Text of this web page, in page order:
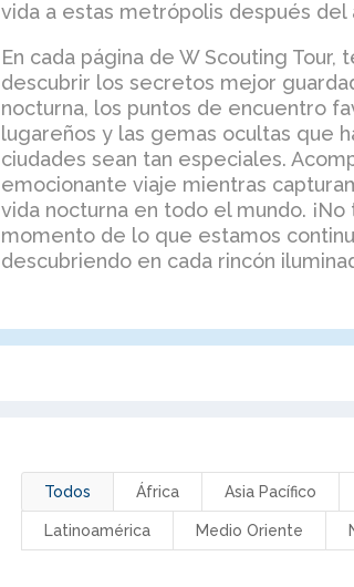
vida a estas metrópolis después del
En cada página de W Scouting Tour,
descubrir los secretos mejor
nocturna, los puntos de encuentro
lugareños y las gemas ocultas que
ciudades sean tan especiales.
emocionante viaje mientras
vida nocturna en todo el mundo. ¡No
momento de lo que estamos
descubriendo en cada rincón
Todos África Asia Pacífico
Latinoamérica Medio Oriente